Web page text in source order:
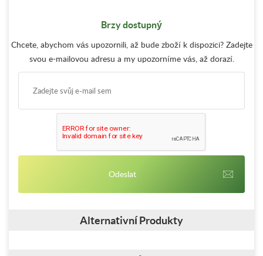
Brzy dostupný
Chcete, abychom vás upozornili, až bude zboží k dispozici? Zadejte
svou e-mailovou adresu a my upozorníme vás, až dorazí.
Alternativní Produkty